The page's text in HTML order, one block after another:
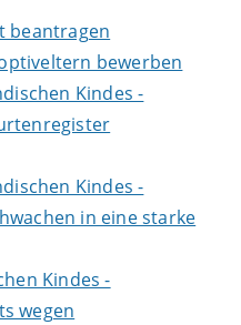
beantragen
bewerben
Kindes -
Kindes -
in eine starke
Kindes -
wegen